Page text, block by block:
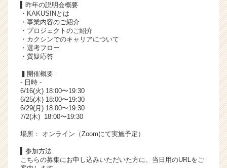
e
r）
▍昨年の説明会概要
・KAKUSINとは
・事業内容のご紹介
・プロジェクトのご紹介
・カクシンでのキャリアについて
・選考フロー
・質疑応答
▍開催概要
- 日時 -
6/16(火) 18:00〜19:30
6/25(木) 18:00〜19:30
6/29(月) 18:00〜19:30
7/2(木) 18:00〜19:30
場所： オンライン（Zoomにて実施予定）
▍参加方法
こちらの募集にお申し込みいただいた方に、当日用のURLをご